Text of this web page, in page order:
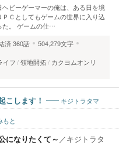
ビーゲーマーの俺は、ある日を境
Ｃとしてもゲームの世界に入り込
た。 ゲームの仕…
済360話
504,279文字
イフ 領地開拓
カクヨムオンリ
こします！ キジトラタマ
もと
になりたくて～ ／キジトラタ